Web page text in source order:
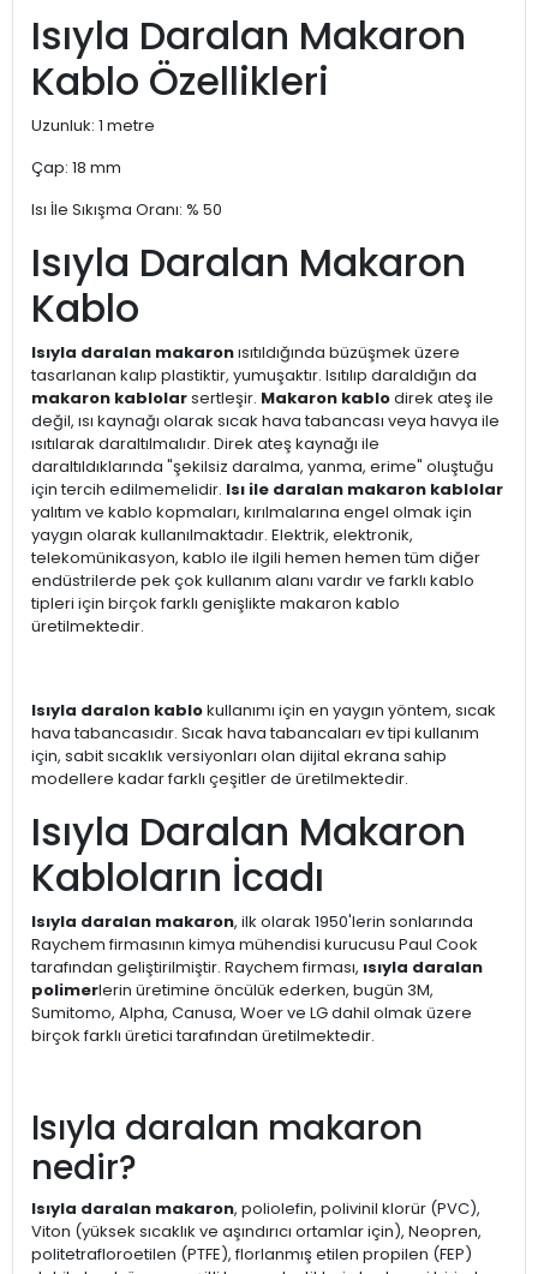
Isıyla Daralan Makaron
Kablo Özellikleri
Uzunluk: 1 metre
Çap: 18 mm
Isı İle Sıkışma Oranı: % 50
Isıyla Daralan Makaron
Kablo
Isıyla daralan makaronısıtıldığında büzüşmek üzere
tasarlanan kalıp plastiktir, yumuşaktır. Isıtılıp daraldığın da
makaron kablolarsertleşir. Makaron kablodirek ateş ile
değil, ısı kaynağı olarak sıcak hava tabancası veya havya ile
ısıtılarak daraltılmalıdır. Direk ateş kaynağı ile
daraltıldıklarında "şekilsiz daralma, yanma, erime" oluştuğu
için tercih edilmemelidir. Isı ile daralan makaron kablolar
yalıtım ve kablo kopmaları, kırılmalarına engel olmak için
yaygın olarak kullanılmaktadır. Elektrik, elektronik,
telekomünikasyon, kablo ile ilgili hemen hemen tüm diğer
endüstrilerde pek çok kullanım alanı vardır ve farklı kablo
tipleri için birçok farklı genişlikte makaron kablo
üretilmektedir.
Isıyla daralon kablokullanımı için en yaygın yöntem, sıcak
hava tabancasıdır. Sıcak hava tabancaları ev tipi kullanım
için, sabit sıcaklık versiyonları olan dijital ekrana sahip
modellere kadar farklı çeşitler de üretilmektedir.
Isıyla Daralan Makaron
Kabloların İcadı
Isıyla daralan makaron, ilk olarak 1950'lerin sonlarında
Raychem firmasının kimya mühendisi kurucusu Paul Cook
tarafından geliştirilmiştir. Raychem firması, ısıyla daralan
polimerlerin üretimine öncülük ederken, bugün 3M,
Sumitomo, Alpha, Canusa, Woer ve LG dahil olmak üzere
birçok farklı üretici tarafından üretilmektedir.
Isıyla daralan makaron
nedir?
Isıyla daralan makaron, poliolefin, polivinil klorür (PVC),
Viton (yüksek sıcaklık ve aşındırıcı ortamlar için), Neopren,
politetrafloroetilen (PTFE), florlanmış etilen propilen (FEP)